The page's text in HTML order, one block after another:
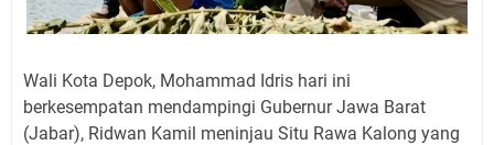
Wali Kota Depok, Mohammad Idris hari ini
berkesempatan mendampingi Gubernur Jawa Barat
(Jabar), Ridwan Kamil meninjau Situ Rawa Kalong yang